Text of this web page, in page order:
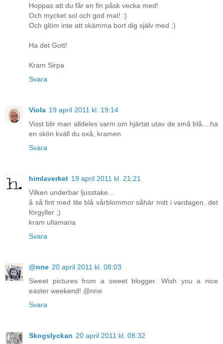
Hoppas att du får en fin påsk vecka med!
Och mycket sol och god mat! :)
Och glöm inte att skämma bort dig själv med :)
Ha det Gott!
Kram Sirpa
Svara
Viola 19 april 2011 kl. 19:14
Visst blir man alldeles varm om hjärtat utav de små blå....ha
en skön kväll du oxå, kramen
Svara
himlaverket 19 april 2011 kl. 21:21
Vilken underbar ljusstake...
å så fint med lite blå vårblommor såhär mitt i vardagen. det
förgyller ;)
kram ullamaria
Svara
@nne 20 april 2011 kl. 08:03
Sweet pictures from a sweet blogger. Wish you a nice
easter weekend! @nne
Svara
Skogslyckan 20 april 2011 kl. 08:32